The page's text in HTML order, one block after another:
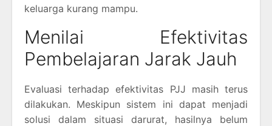
keluarga kurang mampu.
Menilai Efektivitas
Pembelajaran Jarak Jauh
Evaluasi terhadap efektivitas PJJ masih terus
dilakukan. Meskipun sistem ini dapat menjadi
solusi dalam situasi darurat, hasilnya belum